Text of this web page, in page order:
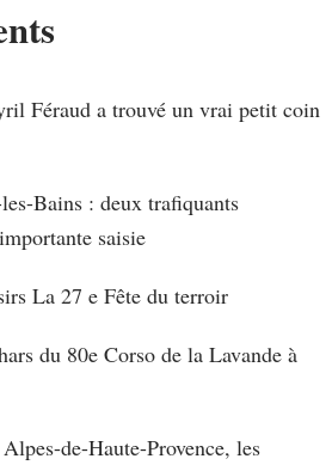
Féraud a trouvé un vrai petit coin
Bains : deux trafiquants
saisie
La 27 e Fête du terroir
du 80e Corso de la Lavande à
de-Haute-Provence, les